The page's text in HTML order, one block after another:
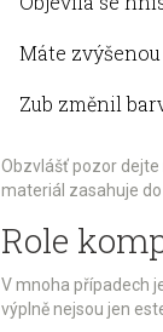
Máte
Zub změnil
Obzvlášť pozor dejte
materiál zasahuje
Role
V mnoha případech
výplně nejsou jen